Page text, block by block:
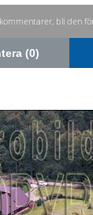
bli den
(0)